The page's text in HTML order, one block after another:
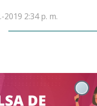
2019 2:34 p. m.